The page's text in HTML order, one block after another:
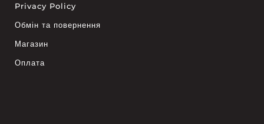
Privacy Policy
Обмін та повернення
Магазин
Оплата